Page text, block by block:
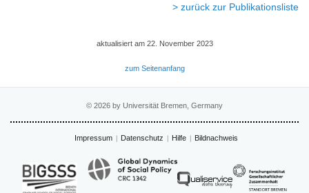
> zurück zur Publikationsliste
aktualisiert am 22. November 2023
zum Seitenanfang
© 2026 by Universität Bremen, Germany
Impressum Datenschutz Hilfe Bildnachweis